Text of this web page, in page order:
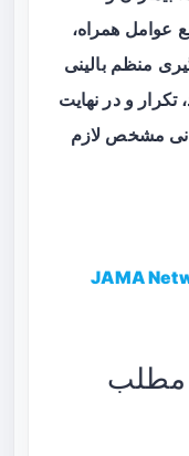
عوامل همراه،
منظم بالینی
تکرار و در نهایت
مشخص لازم
JAMA
مطلب